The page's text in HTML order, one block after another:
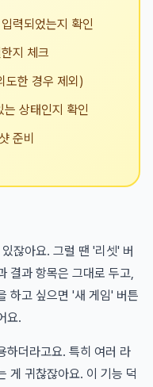
력되었는지 확인
지 체크
도한 경우 제외)
상태인지 확인
준비
잖아요. 그럴 땐 '리셋' 버
결과 항목은 그대로 두고,
하고 싶으면 '새 게임' 버튼
요.
하더라고요. 특히 여러 라
게 귀찮잖아요. 이 기능 덕